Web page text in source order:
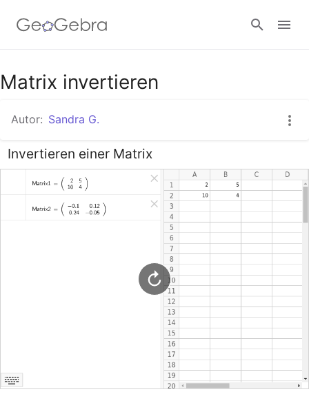
Anmelden
Matrix invertieren
Autor: Sandra G.
Invertieren einer Matrix